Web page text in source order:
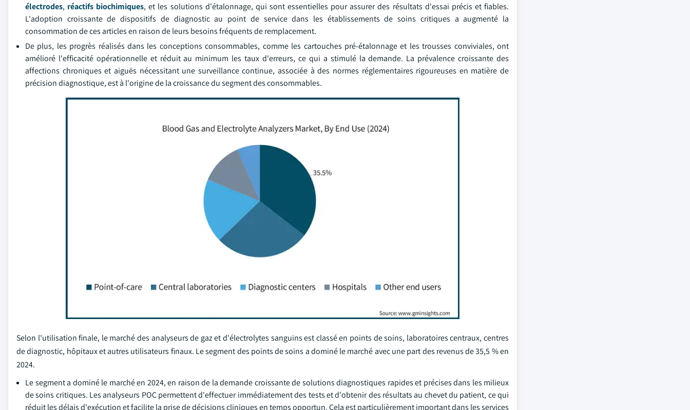
électrodes, réactifs biochimiques, et les solutions d'étalonnage, qui sont essentielles pour assurer des résultats d'essai précis et fiables.
L'adoption croissante de dispositifs de diagnostic au point de service dans les établissements de soins critiques a augmenté la
consommation de ces articles en raison de leurs besoins fréquents de remplacement.
De plus, les progrès réalisés dans les conceptions consommables, comme les cartouches pré-étalonnage et les trousses conviviales, ont
amélioré l'efficacité opérationnelle et réduit au minimum les taux d'erreurs, ce qui a stimulé la demande. La prévalence croissante des
affections chroniques et aiguës nécessitant une surveillance continue, associée à des normes réglementaires rigoureuses en matière de
précision diagnostique, est à l'origine de la croissance du segment des consommables.
Selon l'utilisation finale, le marché des analyseurs de gaz et d'électrolytes sanguins est classé en points de soins, laboratoires centraux, centres
de diagnostic, hôpitaux et autres utilisateurs finaux. Le segment des points de soins a dominé le marché avec une part des revenus de 35,5 % en
2024.
Le segment a dominé le marché en 2024, en raison de la demande croissante de solutions diagnostiques rapides et précises dans les milieux
de soins critiques. Les analyseurs POC permettent d'effectuer immédiatement des tests et d'obtenir des résultats au chevet du patient, ce qui
réduit les délais d'exécution et facilite la prise de décisions cliniques en temps opportun. Cela est particulièrement important dans les services